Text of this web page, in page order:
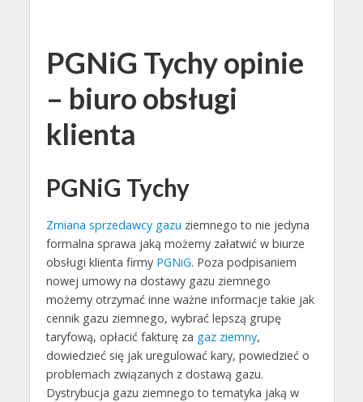
PGNiG Tychy opinie
– biuro obsługi
klienta
PGNiG Tychy
Zmiana sprzedawcy gazu ziemnego to nie jedyna
formalna sprawa jaką możemy załatwić w biurze
obsługi klienta firmy PGNiG. Poza podpisaniem
nowej umowy na dostawy gazu ziemnego
możemy otrzymać inne ważne informacje takie jak
cennik gazu ziemnego, wybrać lepszą grupę
taryfową, opłacić fakturę za gaz ziemny,
dowiedzieć się jak uregulować kary, powiedzieć o
problemach związanych z dostawą gazu.
Dystrybucja gazu ziemnego to tematyka jaką w